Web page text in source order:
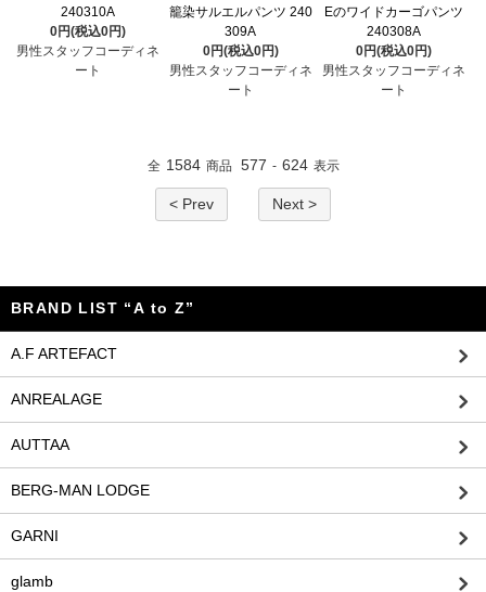
240310A
0円(税込0円)
男性スタッフコーディネ
ート
籠染サルエルパンツ 240
309A
0円(税込0円)
男性スタッフコーディネ
ート
Eのワイドカーゴパンツ
240308A
0円(税込0円)
男性スタッフコーディネ
ート
全 1584 商品 577 - 624 表示
< Prev Next >
BRAND LIST “A to Z”
A.F ARTEFACT
ANREALAGE
AUTTAA
BERG-MAN LODGE
GARNI
glamb